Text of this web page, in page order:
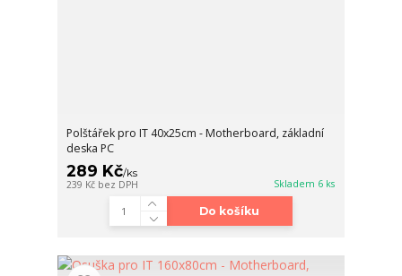
Polštářek pro IT 40x25cm - Motherboard, základní
deska PC
289 Kč/ks
239 Kč bez DPH Skladem 6 ks
Do košíku